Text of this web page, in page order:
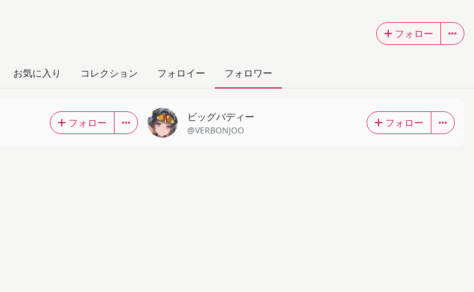
フォロー
お気に入り コレクション フォロイー フォロワー
フォロー ビッグバディー
@VERBONJOO
フォロー